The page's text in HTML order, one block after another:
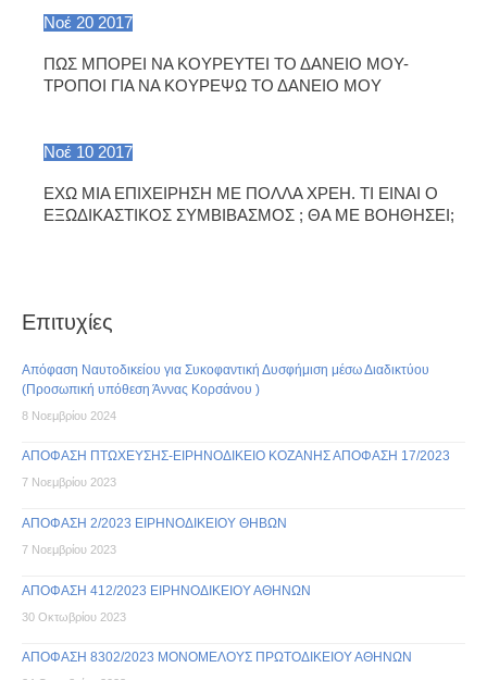
Νοέ 20 2017
ΠΩΣ ΜΠΟΡΕΙ ΝΑ ΚΟΥΡΕΥΤΕΙ ΤΟ ΔΑΝΕΙΟ ΜΟΥ-
ΤΡΟΠΟΙ ΓΙΑ ΝΑ ΚΟΥΡΕΨΩ ΤΟ ΔΑΝΕΙΟ ΜΟΥ
Νοέ 10 2017
ΕΧΩ ΜΙΑ ΕΠΙΧΕΙΡΗΣΗ ΜΕ ΠΟΛΛΑ ΧΡΕΗ. ΤΙ ΕΙΝΑΙ Ο
ΕΞΩΔΙΚΑΣΤΙΚΟΣ ΣΥΜΒΙΒΑΣΜΟΣ ; ΘΑ ΜΕ ΒΟΗΘΗΣΕΙ;
Επιτυχίες
Απόφαση Ναυτοδικείου για Συκοφαντική Δυσφήμιση μέσω Διαδικτύου
(Προσωπική υπόθεση Άννας Κορσάνου )
8 Νοεμβρίου 2024
ΑΠΟΦΑΣΗ ΠΤΩΧΕΥΣΗΣ-ΕΙΡΗΝΟΔΙΚΕΙΟ ΚΟΖΑΝΗΣ ΑΠΟΦΑΣΗ 17/2023
7 Νοεμβρίου 2023
ΑΠΟΦΑΣΗ 2/2023 ΕΙΡΗΝΟΔΙΚΕΙΟΥ ΘΗΒΩΝ
7 Νοεμβρίου 2023
ΑΠΟΦΑΣΗ 412/2023 ΕΙΡΗΝΟΔΙΚΕΙΟΥ ΑΘΗΝΩΝ
30 Οκτωβρίου 2023
ΑΠΟΦΑΣΗ 8302/2023 ΜΟΝΟΜΕΛΟΥΣ ΠΡΩΤΟΔΙΚΕΙΟΥ ΑΘΗΝΩΝ